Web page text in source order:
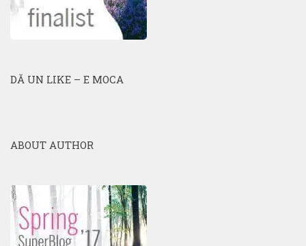
DĂ UN LIKE – E MOCA
ABOUT AUTHOR